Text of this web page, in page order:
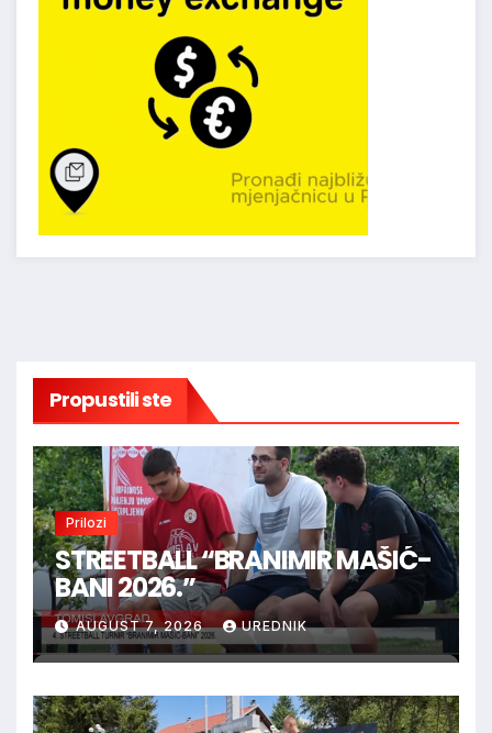
Propustili ste
Prilozi
STREETBALL “BRANIMIR MAŠIĆ-
BANI 2026.”
AUGUST 7, 2026 UREDNIK